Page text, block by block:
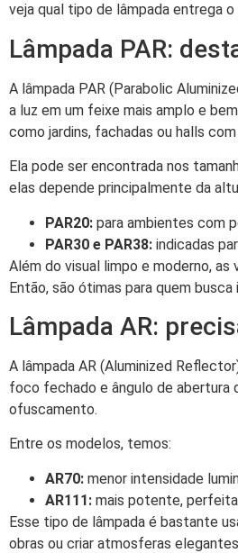
veja qual tipo de lâmpada entrega
Lâmpada PAR:
A lâmpada PAR (Parabolic
a luz em um feixe mais amplo e
como jardins, fachadas ou halls
Ela pode ser encontrada nos
elas depende principalmente da
PAR20: para ambientes com
PAR30 e PAR38: indicadas
Além do visual limpo e moderno,
Então, são ótimas para quem
Lâmpada AR:
A lâmpada AR (Aluminized
foco fechado e ângulo de abertura
ofuscamento.
Entre os modelos, temos:
AR70: menor intensidade
AR111: mais potente, perfeita
Esse tipo de lâmpada é bastante
obras ou criar atmosferas